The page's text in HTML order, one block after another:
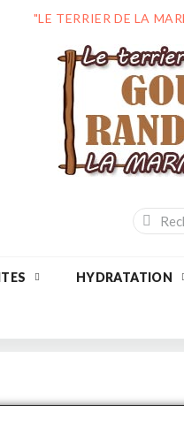
"LE TERRIER DE LA
HYDRATATION